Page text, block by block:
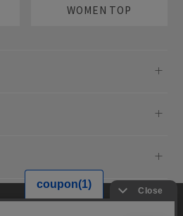
WOMEN TOP